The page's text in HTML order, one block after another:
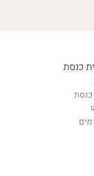
כנסת
כנסת